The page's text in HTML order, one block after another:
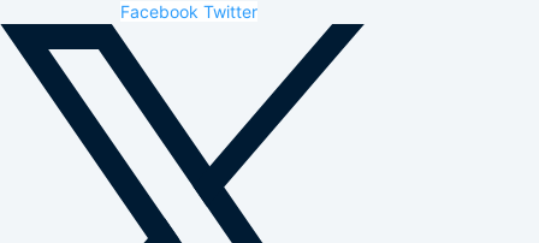
Facebook Twitter